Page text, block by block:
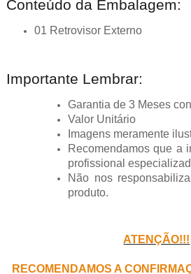
Conteúdo da Embalagem:
01 Retrovisor Externo
Importante Lembrar:
Garantia de 3 Meses
Valor Unitário
Imagens meramente
Recomendamos que a
profissional
Não nos
produto.
ATENÇÃO!!!
RECOMENDAMOS A